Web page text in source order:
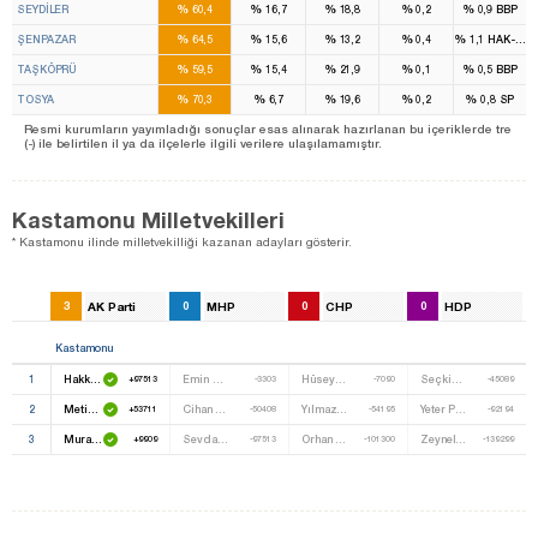
SEYDİLER %60,4 % 16,7 %18,8 %0,2 %0,9BBP
ŞENPAZAR %64,5 % 15,6 %13,2 %0,4 %1,1HAK-PAR
TAŞKÖPRÜ %59,5 % 15,4 %21,9 %0,1 %0,5BBP
TOSYA %70,3 %6,7 %19,6 %0,2 % 0,8 SP
Resmi kurumların yayımladığı sonuçlar esas alınarak hazırlanan bu içeriklerde tre
(-) ile belirtilen il ya da ilçelerle ilgili verilere ulaşılamamıştır.
Kastamonu Milletvekilleri
* Kastamonu ilinde milletvekilliği kazanan adayları gösterir.
3 AK Parti 0 MHP 0 CHP 0 HDP
Kastamonu
1 Hakkı Köylü +97513 -3303 Hüseyin Selami Çelebioğlu -7090 -45089
2 +53711 -50408 -54195 -92194
3 Murat Demir +9909 Sevda Saydam Irgin -97513 -101300 -139299